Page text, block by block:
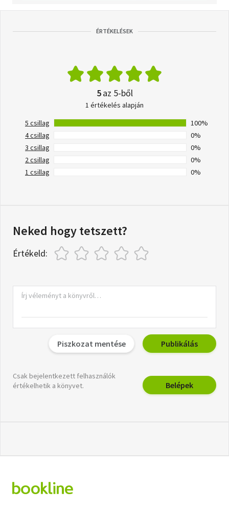
ÉRTÉKELÉSEK
5az 5-ből
1 értékelés alapján
5 csillag
100%
4 csillag
0%
3 csillag
0%
2 csillag
0%
1 csillag
0%
Neked hogy tetszett?
Értékeld:
Piszkozat mentése Publikálás
Csak bejelentkezett felhasználók
értékelhetik a könyvet.
Belépek